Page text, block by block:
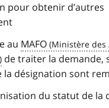
pour obtenir d’autres
au MAFO
de traiter la demande,
la désignation sont
du statut de la